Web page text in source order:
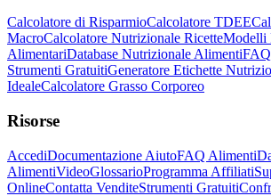
Calcolatore di RisparmioCalcolatore TDEE
MacroCalcolatore Nutrizionale RicetteModelli
AlimentariDatabase Nutrizionale Alimenti
Strumenti GratuitiGeneratore Etichette
IdealeCalcolatore Grasso Corporeo
Risorse
AccediDocumentazione AiutoFAQ Alimenti
AlimentiVideoGlossarioProgramma Affiliati
OnlineContatta VenditeStrumenti Gratuiti